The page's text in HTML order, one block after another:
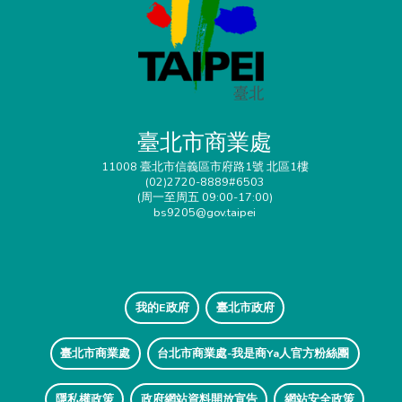
臺北市商業處
11008 臺北市信義區市府路1號 北區1樓
(02)2720-8889#6503
(周一至周五 09:00-17:00)
bs9205@gov.taipei
我的E政府 臺北市政府
臺北市商業處 台北市商業處-我是商Ya人官方粉絲團